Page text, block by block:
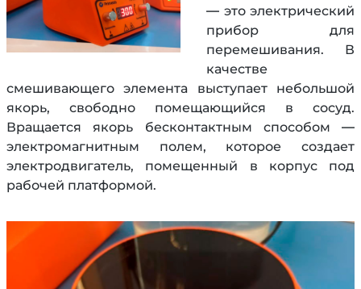
— это электрический
прибор для
перемешивания. В
качестве
смешивающего элемента выступает небольшой
якорь, свободно помещающийся в сосуд.
Вращается якорь бесконтактным способом —
электромагнитным полем, которое создает
электродвигатель, помещенный в корпус под
рабочей платформой.